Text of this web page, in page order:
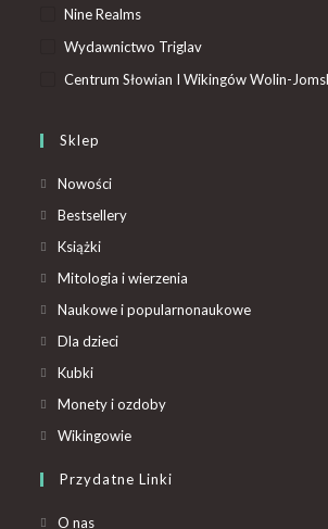
Nine Realms
Wydawnictwo Triglav
Centrum Słowian I Wikingów Wolin-
Sklep
Nowości
Bestsellery
Książki
Mitologia i wierzenia
Naukowe i popularnonaukowe
Dla dzieci
Kubki
Monety i ozdoby
Wikingowie
Przydatne Linki
O nas